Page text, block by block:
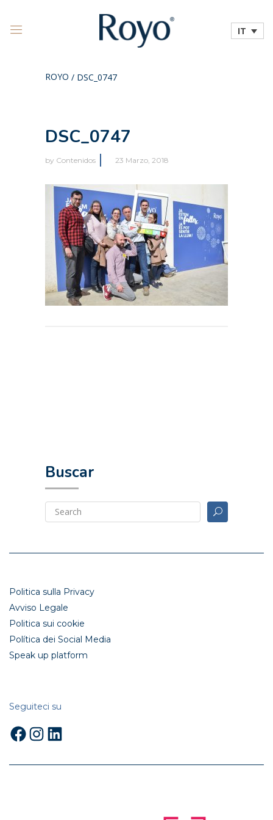
IT
ROYO / DSC_0747
DSC_0747
by Contenidos 23 Marzo, 2018
Buscar
Politica sulla Privacy
Avviso Legale
Politica sui cookie
Política dei Social Media
Speak up platform
Seguiteci su
Facebook
Instagram
LinkedIn